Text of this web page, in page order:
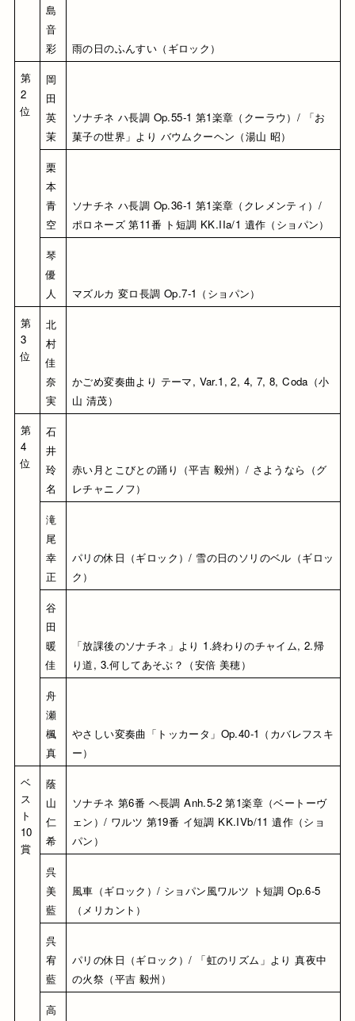
島
音
彩
雨の日のふんすい（ギロック）
第
2
位
岡
田
英
茉
ソナチネ ハ長調 Op.55-1 第1楽章（クーラウ）/ 「お
菓子の世界」より バウムクーヘン（湯山 昭）
栗
本
青
空
ソナチネ ハ長調 Op.36-1 第1楽章（クレメンティ）/
ポロネーズ 第11番 ト短調 KK.IIa/1 遺作（ショパン）
琴
優
人
マズルカ 変ロ長調 Op.7-1（ショパン）
第
3
位
北
村
佳
奈
実
かごめ変奏曲より テーマ, Var.1, 2, 4, 7, 8, Coda（小
山 清茂）
第
4
位
石
井
玲
名
赤い月とこびとの踊り（平吉 毅州）/ さようなら（グ
レチャニノフ）
滝
尾
幸
正
パリの休日（ギロック）/ 雪の日のソリのベル（ギロッ
ク）
谷
田
暖
佳
「放課後のソナチネ」より 1.終わりのチャイム, 2.帰
り道, 3.何してあそぶ？（安倍 美穂）
舟
瀬
楓
真
やさしい変奏曲「トッカータ」Op.40-1（カバレフスキ
ー）
ベ
ス
ト
10
賞
蔭
山
仁
希
ソナチネ 第6番 ヘ長調 Anh.5-2 第1楽章（ベートーヴ
ェン）/ ワルツ 第19番 イ短調 KK.IVb/11 遺作（ショ
パン）
呉
美
藍
風車（ギロック）/ ショパン風ワルツ ト短調 Op.6-5
（メリカント）
呉
宥
藍
パリの休日（ギロック）/ 「虹のリズム」より 真夜中
の火祭（平吉 毅州）
高